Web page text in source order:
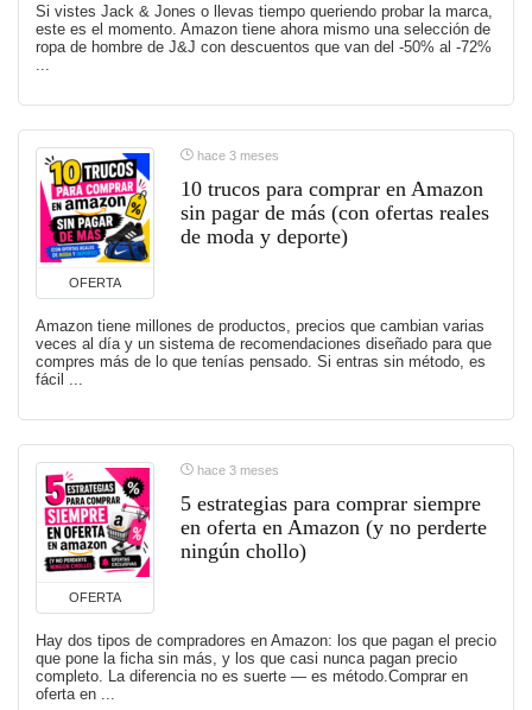
Si vistes Jack & Jones o llevas tiempo queriendo probar la marca,
este es el momento. Amazon tiene ahora mismo una selección de
ropa de hombre de J&J con descuentos que van del -50% al -72%
OFERTA
hace 3 meses
10 trucos para comprar en Amazon
sin pagar de más (con ofertas reales
de moda y deporte)
Amazon tiene millones de productos, precios que cambian varias
veces al día y un sistema de recomendaciones diseñado para que
compres más de lo que tenías pensado. Si entras sin método, es
fácil ...
OFERTA
hace 3 meses
5 estrategias para comprar siempre
en oferta en Amazon (y no perderte
ningún chollo)
Hay dos tipos de compradores en Amazon: los que pagan el precio
que pone la ficha sin más, y los que casi nunca pagan precio
completo. La diferencia no es suerte — es método.Comprar en
oferta en ...